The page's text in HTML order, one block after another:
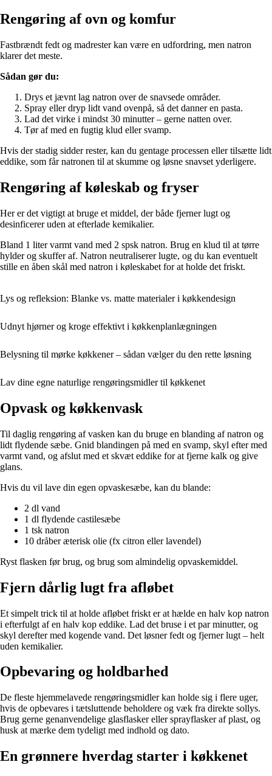
Rengøring af ovn og komfur
Fastbrændt fedt og madrester kan være en udfordring, men natron
klarer det meste.
Sådan gør du:
Drys et jævnt lag natron over de snavsede områder.
Spray eller dryp lidt vand ovenpå, så det danner en pasta.
Lad det virke i mindst 30 minutter – gerne natten over.
Tør af med en fugtig klud eller svamp.
Hvis der stadig sidder rester, kan du gentage processen eller tilsætte lidt
eddike, som får natronen til at skumme og løsne snavset yderligere.
Rengøring af køleskab og fryser
Her er det vigtigt at bruge et middel, der både fjerner lugt og
desinficerer uden at efterlade kemikalier.
Bland 1 liter varmt vand med 2 spsk natron. Brug en klud til at tørre
hylder og skuffer af. Natron neutraliserer lugte, og du kan eventuelt
stille en åben skål med natron i køleskabet for at holde det friskt.
Lys og refleksion: Blanke vs. matte materialer i køkkendesign
Udnyt hjørner og kroge effektivt i køkkenplanlægningen
Belysning til mørke køkkener – sådan vælger du den rette løsning
Lav dine egne naturlige rengøringsmidler til køkkenet
Opvask og køkkenvask
Til daglig rengøring af vasken kan du bruge en blanding af natron og
lidt flydende sæbe. Gnid blandingen på med en svamp, skyl efter med
varmt vand, og afslut med et skvæt eddike for at fjerne kalk og give
glans.
Hvis du vil lave din egen opvaskesæbe, kan du blande:
2 dl vand
1 dl flydende castilesæbe
1 tsk natron
10 dråber æterisk olie (fx citron eller lavendel)
Ryst flasken før brug, og brug som almindelig opvaskemiddel.
Fjern dårlig lugt fra afløbet
Et simpelt trick til at holde afløbet friskt er at hælde en halv kop natron
i efterfulgt af en halv kop eddike. Lad det bruse i et par minutter, og
skyl derefter med kogende vand. Det løsner fedt og fjerner lugt – helt
uden kemikalier.
Opbevaring og holdbarhed
De fleste hjemmelavede rengøringsmidler kan holde sig i flere uger,
hvis de opbevares i tætsluttende beholdere og væk fra direkte sollys.
Brug gerne genanvendelige glasflasker eller sprayflasker af plast, og
husk at mærke dem tydeligt med indhold og dato.
En grønnere hverdag starter i køkkenet